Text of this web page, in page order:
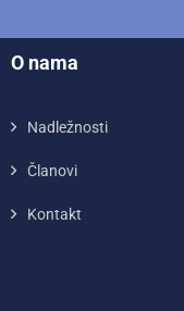
O nama
Nadležnosti
Članovi
Kontakt